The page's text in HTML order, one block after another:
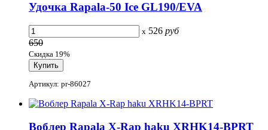
Удочка Rapala-50 Ice GL190/EVA
x 526 руб
650
Скидка 19%
Артикул: pr-86027
Воблер Rapala X-Rap haku XRHK14-BPRT